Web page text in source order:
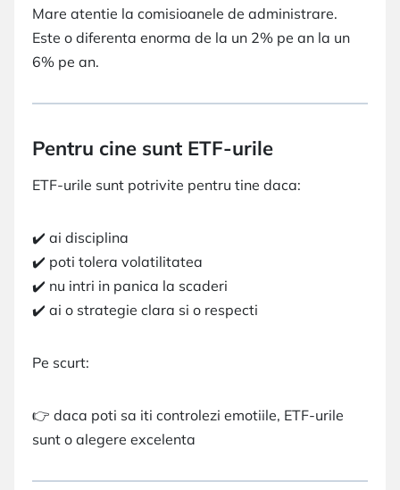
Mare atentie la comisioanele de administrare.
Este o diferenta enorma de la un 2% pe an la un
6% pe an.
Pentru cine sunt ETF-urile
ETF-urile sunt potrivite pentru tine daca:
✔️ ai disciplina
✔️ poti tolera volatilitatea
✔️ nu intri in panica la scaderi
✔️ ai o strategie clara si o respecti
Pe scurt:
👉 daca poti sa iti controlezi emotiile, ETF-urile
sunt o alegere excelenta